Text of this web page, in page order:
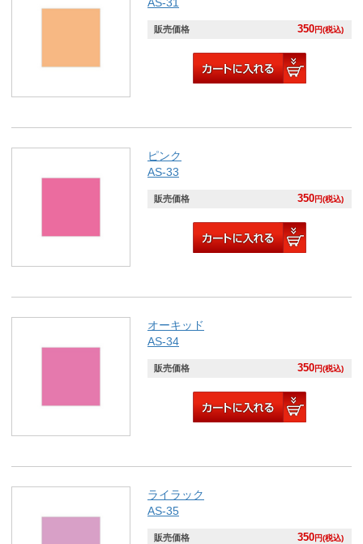
販売価格 350円(税込)
ピンク
AS-33
販売価格 350円(税込)
オーキッド
AS-34
販売価格 350円(税込)
ライラック
AS-35
販売価格 350円(税込)